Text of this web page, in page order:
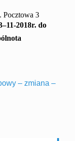
3
–11-2018r. do
– zmiana –